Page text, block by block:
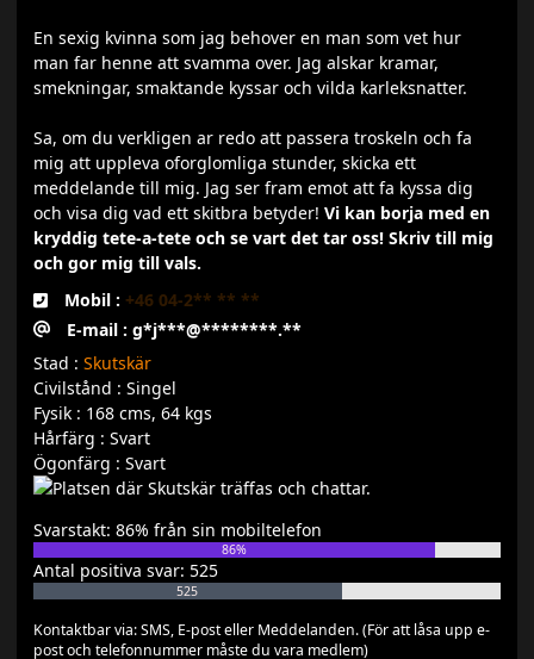
En sexig kvinna som jag behover en man som vet hur
man far henne att svamma over. Jag alskar kramar,
smekningar, smaktande kyssar och vilda karleksnatter.
Sa, om du verkligen ar redo att passera troskeln och fa
mig att uppleva oforglomliga stunder, skicka ett
meddelande till mig. Jag ser fram emot att fa kyssa dig
och visa dig vad ett skitbra betyder! Vi kan borja med en
kryddig tete-a-tete och se vart det tar oss! Skriv till mig
och gor mig till vals.
Mobil : +46 04-2** ** **
E-mail : g*j***@********.**
Stad : Skutskär
Civilstånd : Singel
Fysik : 168 cms, 64 kgs
Hårfärg : Svart
Ögonfärg : Svart
Svarstakt: 86% från sin mobiltelefon
86%
Antal positiva svar: 525
525
Kontaktbar via: SMS, E-post eller Meddelanden. (För att låsa upp e-
post och telefonnummer måste du vara medlem)